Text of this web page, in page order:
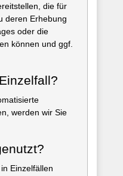
die für
deren Erhebung
oder die
können und ggf.
werden wir Sie
Einzelfällen